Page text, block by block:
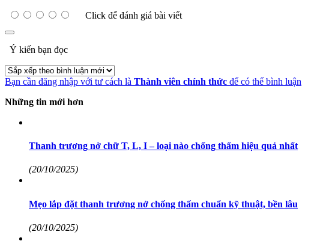
Click để đánh giá bài viết
Ý kiến bạn đọc
Bạn cần đăng nhập với tư cách là Thành viên chính thức để có thể bình luận
Những tin mới hơn
Thanh trương nở chữ T, L, I – loại nào chống thấm hiệu quả nhất
(20/10/2025)
Mẹo lắp đặt thanh trương nở chống thấm chuẩn kỹ thuật, bền lâu
(20/10/2025)